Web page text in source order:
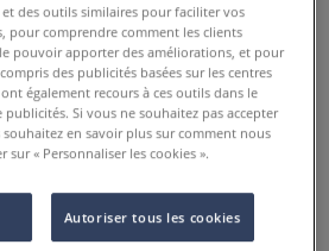
Forêt
des outils similaires pour faciliter vos
pour comprendre comment les clients
pouvoir apporter des améliorations, et pour
des publicités basées sur les centres
également recours à ces outils dans le
Si vous ne souhaitez pas accepter
en savoir plus sur comment nous
sur « Personnaliser les cookies ».
Autoriser tous les cookies